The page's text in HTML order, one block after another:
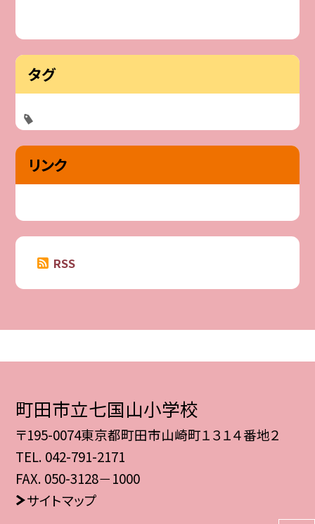
タグ
リンク
RSS
町田市立七国山小学校
〒195-0074東京都町田市山崎町１３１４番地２
TEL. 042-791-2171
FAX. 050-3128－1000
サイトマップ